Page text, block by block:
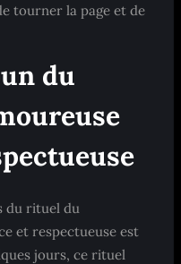
tourner la page et de
du
du rituel du
et respectueuse est
jours, ce rituel